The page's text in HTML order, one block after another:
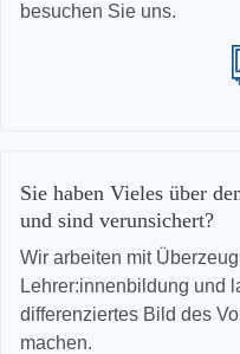
besuchen Sie uns.
Sie haben Vieles über
und sind verunsichert?
Wir arbeiten mit
Lehrer:innenbildung und
differenziertes Bild des
machen.